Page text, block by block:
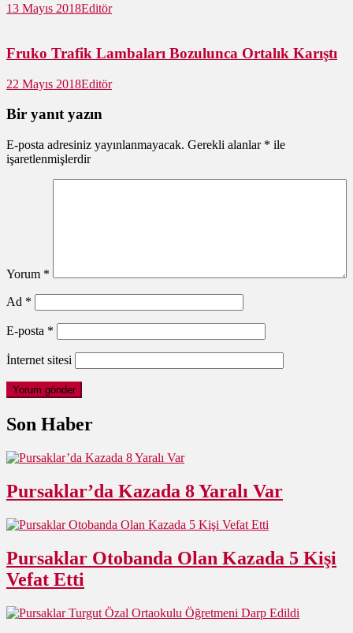
13 Mayıs 2018Editör
Fruko Trafik Lambaları Bozulunca Ortalık Karıştı
22 Mayıs 2018Editör
Bir yanıt yazın
E-posta adresiniz yayınlanmayacak. Gerekli alanlar * ile
işaretlenmişlerdir
Yorum *
Ad *
E-posta *
İnternet sitesi
Son Haber
Pursaklar’da Kazada 8 Yaralı Var
Pursaklar Otobanda Olan Kazada 5 Kişi
Vefat Etti